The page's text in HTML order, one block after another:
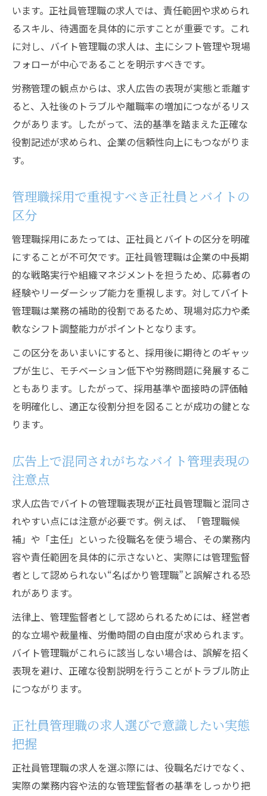
います。正社員管理職の求人では、責任範囲や求められ
るスキル、待遇面を具体的に示すことが重要です。これ
に対し、バイト管理職の求人は、主にシフト管理や現場
フォローが中心であることを明示すべきです。
労務管理の観点からは、求人広告の表現が実態と乖離す
ると、入社後のトラブルや離職率の増加につながるリス
クがあります。したがって、法的基準を踏まえた正確な
役割記述が求められ、企業の信頼性向上にもつながりま
す。
管理職採用で重視すべき正社員とバイトの
区分
管理職採用にあたっては、正社員とバイトの区分を明確
にすることが不可欠です。正社員管理職は企業の中長期
的な戦略実行や組織マネジメントを担うため、応募者の
経験やリーダーシップ能力を重視します。対してバイト
管理職は業務の補助的役割であるため、現場対応力や柔
軟なシフト調整能力がポイントとなります。
この区分をあいまいにすると、採用後に期待とのギャッ
プが生じ、モチベーション低下や労務問題に発展するこ
ともあります。したがって、採用基準や面接時の評価軸
を明確化し、適正な役割分担を図ることが成功の鍵とな
ります。
広告上で混同されがちなバイト管理表現の
注意点
求人広告でバイトの管理職表現が正社員管理職と混同さ
れやすい点には注意が必要です。例えば、「管理職候
補」や「主任」といった役職名を使う場合、その業務内
容や責任範囲を具体的に示さないと、実際には管理監督
者として認められない“名ばかり管理職”と誤解される恐
れがあります。
法律上、管理監督者として認められるためには、経営者
的な立場や裁量権、労働時間の自由度が求められます。
バイト管理職がこれらに該当しない場合は、誤解を招く
表現を避け、正確な役割説明を行うことがトラブル防止
につながります。
正社員管理職の求人選びで意識したい実態
把握
正社員管理職の求人を選ぶ際には、役職名だけでなく、
実際の業務内容や法的な管理監督者の基準をしっかり把